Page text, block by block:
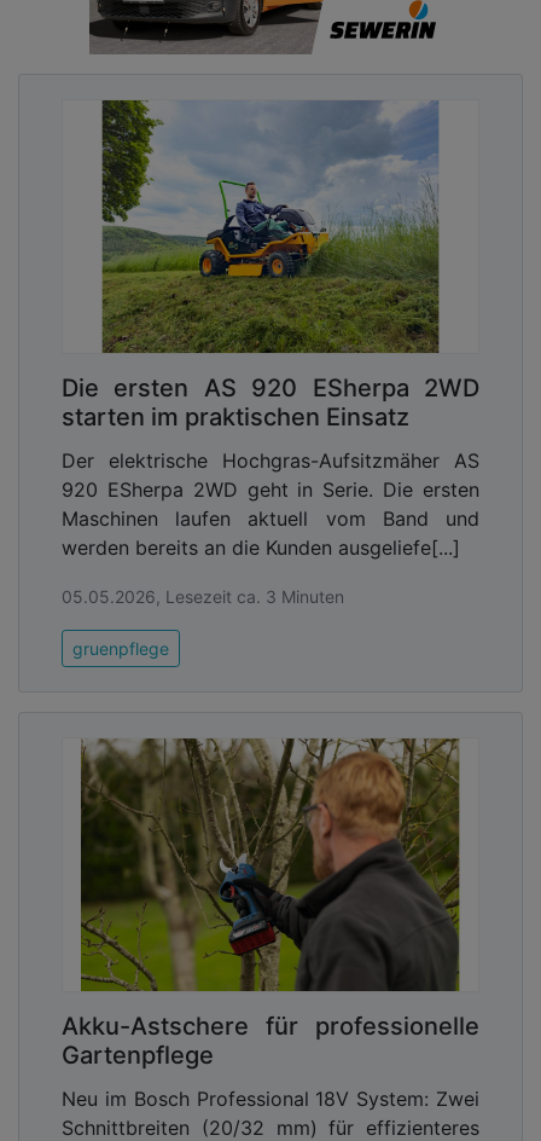
Die ersten AS 920 ESherpa 2WD
starten im praktischen Einsatz
Der elektrische Hochgras-Aufsitzmäher AS
920 ESherpa 2WD geht in Serie. Die ersten
Maschinen laufen aktuell vom Band und
werden bereits an die Kunden ausgeliefe[...]
05.05.2026, Lesezeit ca. 3 Minuten
gruenpflege
Akku-Astschere für professionelle
Gartenpflege
Neu im Bosch Professional 18V System: Zwei
Schnittbreiten (20/32 mm) für effizienteres